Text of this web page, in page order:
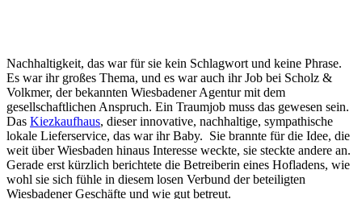
Nachhaltigkeit, das war für sie kein Schlagwort und keine Phrase.
Es war ihr großes Thema, und es war auch ihr Job bei Scholz &
Volkmer, der bekannten Wiesbadener Agentur mit dem
gesellschaftlichen Anspruch. Ein Traumjob muss das gewesen sein.
Das Kiezkaufhaus, dieser innovative, nachhaltige, sympathische
lokale Lieferservice, das war ihr Baby. Sie brannte für die Idee, die
weit über Wiesbaden hinaus Interesse weckte, sie steckte andere an.
Gerade erst kürzlich berichtete die Betreiberin eines Hofladens, wie
wohl sie sich fühle in diesem losen Verbund der beteiligten
Wiesbadener Geschäfte und wie gut betreut.